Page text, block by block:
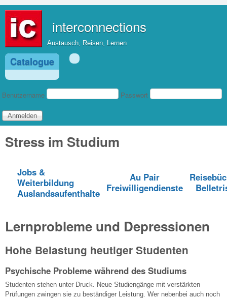
interconnections
Austausch, Reisen, Lernen
Catalogue
Benutzeranmeldung
Benutzername Passwort
Stress im Studium
Jobs &
Weiterbildung
Auslandsaufenthalte
Au Pair
Freiwilligendienste
Lernprobleme und Depressionen
Hohe Belastung heutiger Studenten
Psychische Probleme während des Studiums
Studenten stehen unter Druck. Neue Studiengänge mit verstärkten
Prüfungen zwingen sie zu beständiger Leistung. Wer nebenbei auch noch